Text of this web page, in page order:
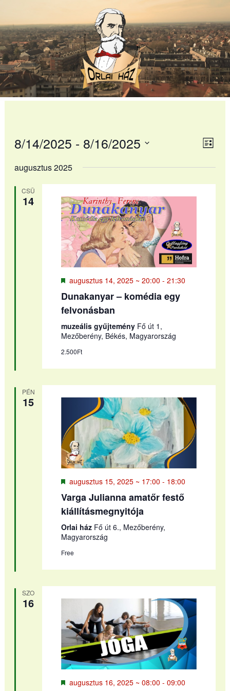
content
Lista
8/14/2025 - 8/16/2025
kiválasztása.
augusztus 2025
CSÜ
14
Kiemelt
augusztus 14, 2025 ~ 20:00 -21:30
Dunakanyar – komédia egy
felvonásban
muzeális gyűjtemény Fő út 1,
Mezőberény, Békés, Magyarország
2.500Ft
PÉN
15
Kiemelt
augusztus 15, 2025 ~ 17:00 - 18:00
Varga Julianna amatőr festő
kiállításmegnyitója
Orlai ház Fő út 6., Mezőberény,
Magyarország
Free
SZO
16
Kiemelt
augusztus 16, 2025 ~ 08:00 -09:00